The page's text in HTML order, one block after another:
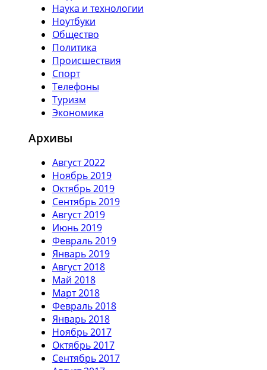
Наука и технологии
Ноутбуки
Общество
Политика
Происшествия
Спорт
Телефоны
Туризм
Экономика
Архивы
Август 2022
Ноябрь 2019
Октябрь 2019
Сентябрь 2019
Август 2019
Июнь 2019
Февраль 2019
Январь 2019
Август 2018
Май 2018
Март 2018
Февраль 2018
Январь 2018
Ноябрь 2017
Октябрь 2017
Сентябрь 2017